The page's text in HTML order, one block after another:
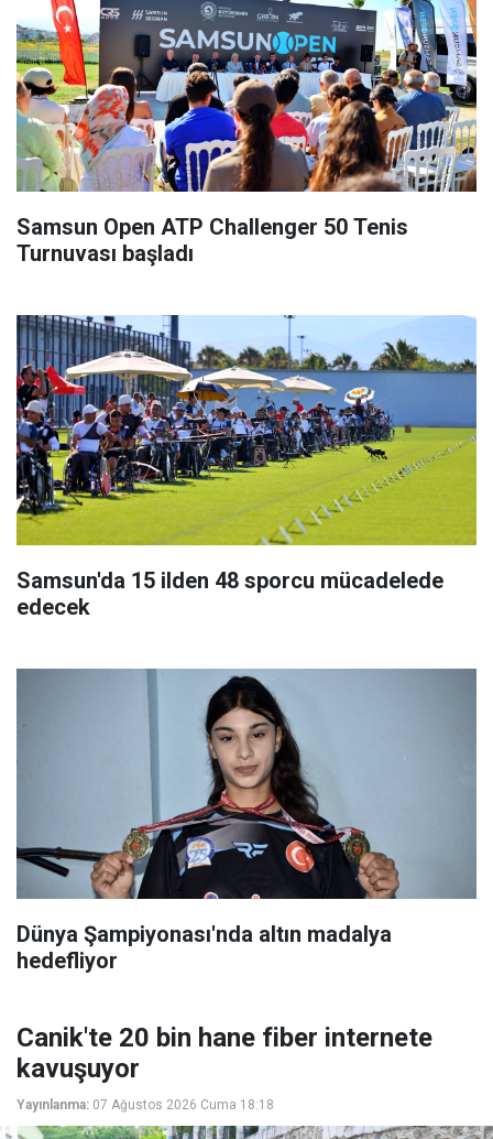
Samsun Open ATP Challenger 50 Tenis
Turnuvası başladı
Samsun'da 15 ilden 48 sporcu mücadelede
edecek
Dünya Şampiyonası'nda altın madalya
hedefliyor
Canik'te 20 bin hane fiber internete
kavuşuyor
Yayınlanma: 07 Ağustos 2026 Cuma 18:18